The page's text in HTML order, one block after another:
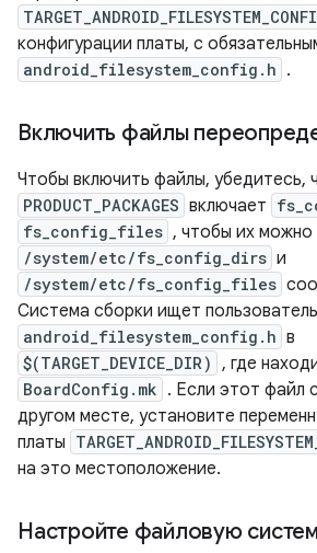
конфигурации платы, с
android_filesystem_config.h .
Включить файлы
Чтобы включить файлы, убедитесь,
PRODUCT_PACKAGES включает
fs_config_files , чтобы их можно
/system/etc/fs_config_dirs и
/system/etc/fs_config_files
Система сборки ищет
android_filesystem_config.h в
$(TARGET_DEVICE_DIR) , где
BoardConfig.mk . Если этот файл
другом месте, установите
платы
на это местоположение.
Настройте файловую